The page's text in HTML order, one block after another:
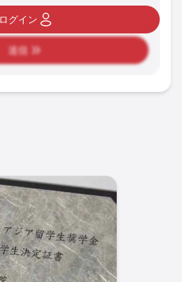
送信
ログイン